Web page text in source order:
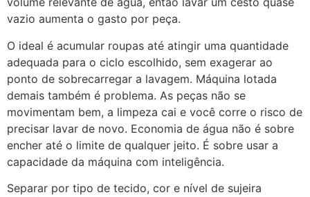
vazio aumenta o gasto por peça.
O ideal é acumular roupas até atingir uma quantidade
adequada para o ciclo escolhido, sem exagerar ao
ponto de sobrecarregar a lavagem. Máquina lotada
demais também é problema. As peças não se
movimentam bem, a limpeza cai e você corre o risco de
precisar lavar de novo. Economia de água não é sobre
encher até o limite de qualquer jeito. É sobre usar a
capacidade da máquina com inteligência.
Separar por tipo de tecido, cor e nível de sujeira